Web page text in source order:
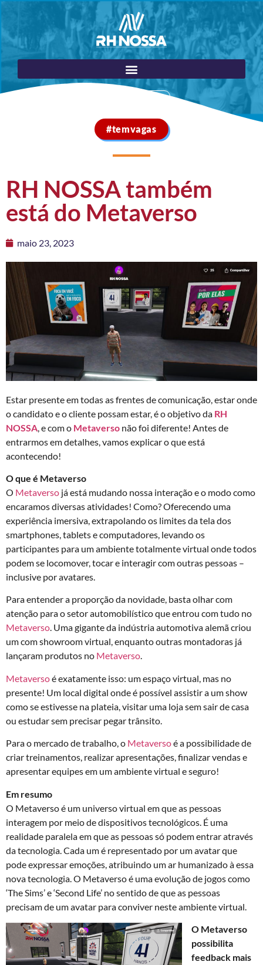
#temvagas
RH NOSSA também
está do Metaverso
maio 23, 2023
Estar presente em todas as frentes de comunicação, estar onde
o candidato e o cliente possam estar, é o objetivo da RH
NOSSA , e com o Metaverso não foi diferente! Antes de
entrarmos em detalhes, vamos explicar o que está
acontecendo!
O que é Metaverso
O Metaverso já está mudando nossa interação e o modo como
encaramos diversas atividades! Como? Oferecendo uma
experiência imersiva, extrapolando os limites da tela dos
smartphones, tablets e computadores, levando os
participantes para um ambiente totalmente virtual onde todos
podem se locomover, tocar e interagir com outras pessoas –
inclusive por avatares.
Para entender a proporção da novidade, basta olhar com
atenção para o setor automobilístico que entrou com tudo no
Metaverso. Uma gigante da indústria automotiva alemã criou
um com showroom virtual, enquanto outras montadoras já
lançaram produtos no Metaverso.
Metaversoé exatamente isso: um espaço virtual, mas no
presente! Um local digital onde é possível assistir a um show
como se estivesse na plateia, visitar uma loja sem sair de casa
ou estudar sem precisar pegar trânsito.
Para o mercado de trabalho, o Metaversoé a possibilidade de
criar treinamentos, realizar apresentações, finalizar vendas e
apresentar equipes em um ambiente virtual e seguro!
Em resumo
O Metaverso é um universo virtual em que as pessoas
interagem por meio de dispositivos tecnológicos. É uma
realidade paralela em que as pessoas só podem entrar através
da tecnologia. Cada um é representado por um avatar que
pode expressar emoções, atribuindo um ar humanizado à essa
nova tecnologia. O Metaverso é uma evolução de jogos como
‘The Sims’ e ‘Second Life’ no sentido de que as pessoas
precisam de um avatar para conviver neste ambiente virtual.
O Metaverso
possibilita
feedback mais